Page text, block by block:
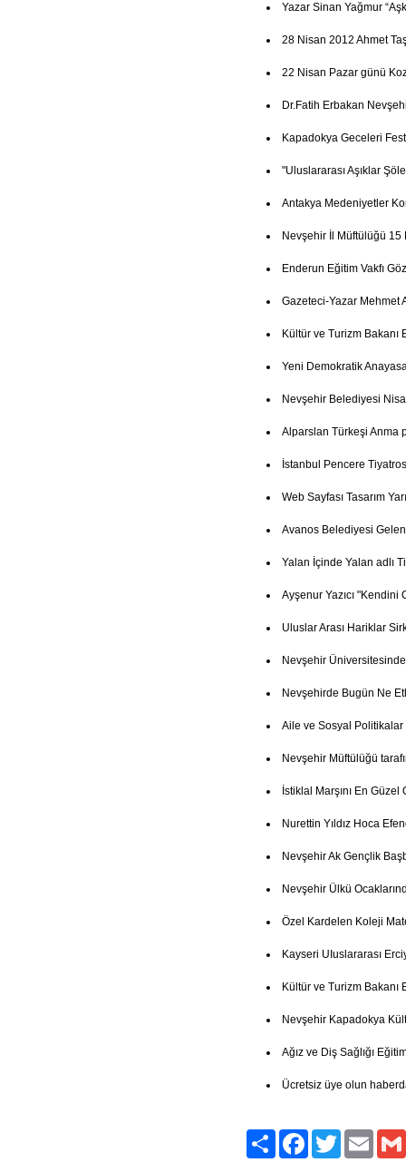
Yazar Sinan Yağmur
28 Nisan 2012 Ahmet
22 Nisan Pazar günü
Dr.Fatih Erbakan
Kapadokya Geceleri
"Uluslararası Aşıklar
Antakya Medeniyetler
Nevşehir İl Müftülüğü
Enderun Eğitim Vakfı
Gazeteci-Yazar Mehmet
Kültür ve Turizm Bakanı
Yeni Demokratik
Nevşehir Belediyesi
Alparslan Türkeşi Anma
İstanbul Pencere
Web Sayfası Tasarım
Avanos Belediyesi
Yalan İçinde Yalan adlı
Ayşenur Yazıcı
Uluslar Arası Hariklar
Nevşehir
Nevşehirde Bugün Ne
Aile ve Sosyal Politikalar
Nevşehir Müftülüğü
İstiklal Marşını En Güzel
Nurettin Yıldız Hoca
Nevşehir Ak Gençlik
Nevşehir Ülkü
Özel Kardelen Koleji
Kayseri UIuslararası
Kültür ve Turizm
Nevşehir Kapadokya
Ağız ve Diş Sağlığı
Ücretsiz üye olun
Paylaş FacebookTwitter Email